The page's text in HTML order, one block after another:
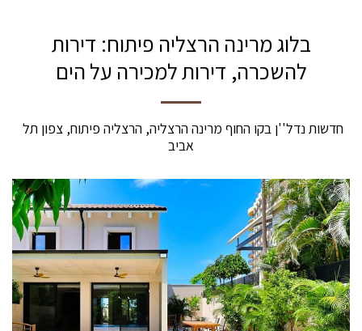
בלוג מרינה הרצליה פיתוח: דירות
להשכרה, דירות למכירה על הים
חדשות נדל''ן בקו החוף מרינה הרצליה, הרצליה פיתוח, צפון תל
אביב